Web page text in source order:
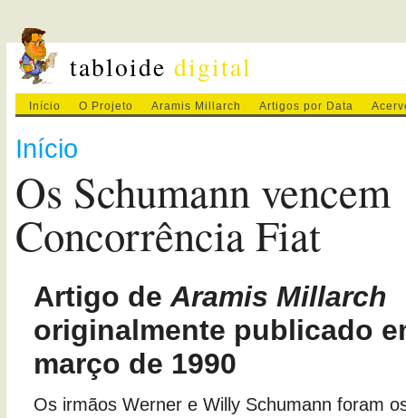
tabloidedigital
Início O Projeto Aramis Millarch Artigos por Data
Início
Os Schumann vencem
Concorrência Fiat
Artigo deAramis Millarch
originalmente publicado
março de 1990
Os irmãos Werner e Willy Schumann foram